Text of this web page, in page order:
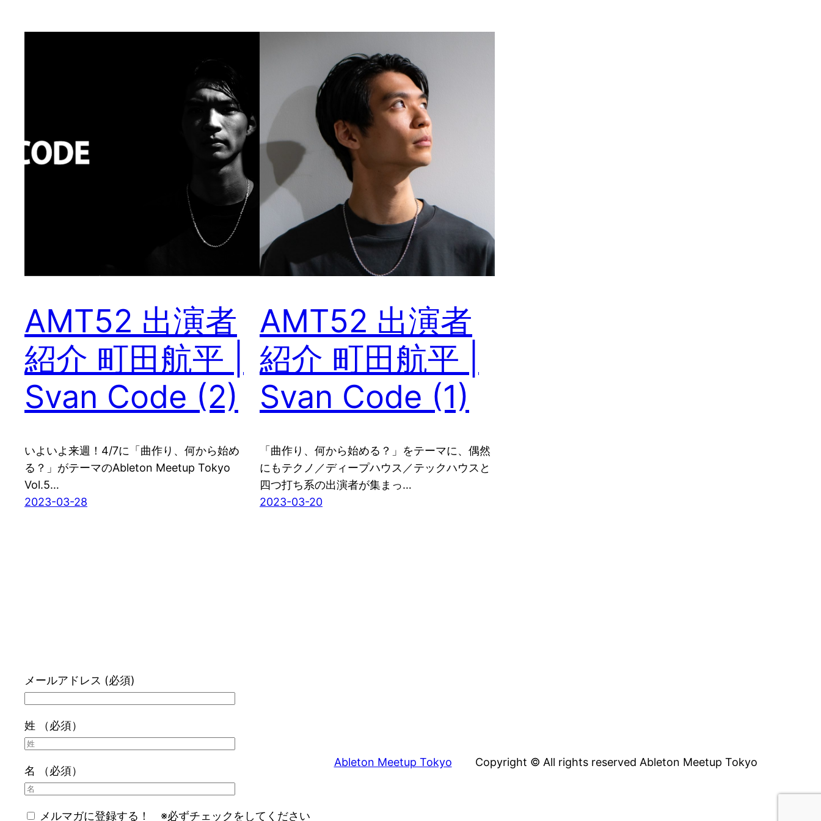
AMT52 出演者
紹介 町田航平 |
Svan Code (2)
いよいよ来週！4/7に「曲作り、何から始め
る？」がテーマのAbleton Meetup Tokyo
Vol.5…
2023-03-28
AMT52 出演者
紹介 町田航平 |
Svan Code (1)
「曲作り、何から始める？」をテーマに、偶然
にもテクノ／ディープハウス／テックハウスと
四つ打ち系の出演者が集まっ…
2023-03-20
メールアドレス (必須)
姓 （必須）
名 （必須）
メルマガに登録する！ ※必ずチェックをしてください
Ableton Meetup Tokyo Copyright © All rights reserved Ableton Meetup Tokyo